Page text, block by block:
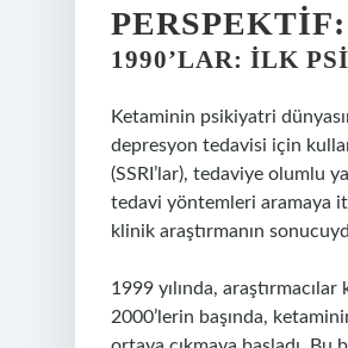
1990’LAR: İLK
Ketaminin psikiyatri
depresyon tedavisi için
(SSRI’lar), tedaviye olumlu
tedavi yöntemleri aramaya
klinik araştırmanın
1999 yılında,
2000’lerin başında,